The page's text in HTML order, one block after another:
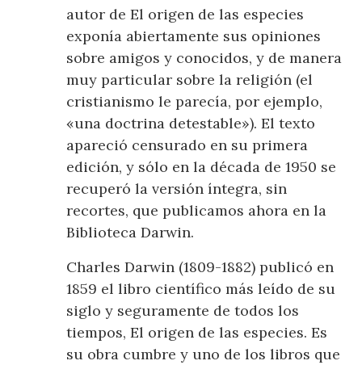
autor de El origen de las especies
exponía abiertamente sus opiniones
sobre amigos y conocidos, y de manera
muy particular sobre la religión (el
cristianismo le parecía, por ejemplo,
«una doctrina detestable»). El texto
apareció censurado en su primera
edición, y sólo en la década de 1950 se
recuperó la versión íntegra, sin
recortes, que publicamos ahora en la
Biblioteca Darwin.
Charles Darwin (1809-1882) publicó en
1859 el libro científico más leído de su
siglo y seguramente de todos los
tiempos, El origen de las especies. Es
su obra cumbre y uno de los libros que